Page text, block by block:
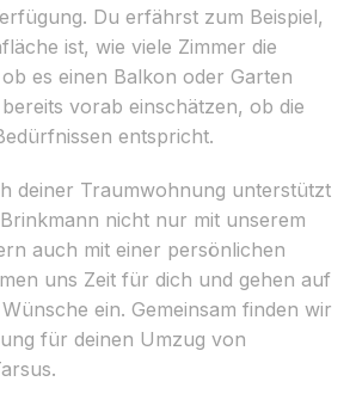
Du erfährst zum Beispiel,
ist, wie viele Zimmer die
es einen Balkon oder Garten
vorab einschätzen, ob die
entspricht.
deiner Traumwohnung unterstützt
nicht nur mit unserem
auch mit einer persönlichen
uns Zeit für dich und gehen auf
ein. Gemeinsam finden wir
für deinen Umzug von